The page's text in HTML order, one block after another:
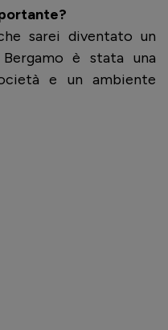
sarei diventato un
è stata una
e un ambiente